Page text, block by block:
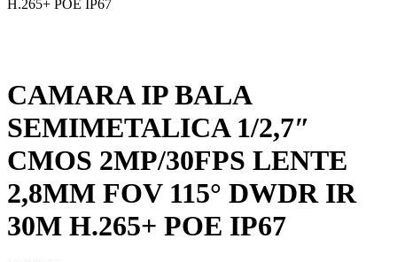
H.265+ POE IP67
CAMARA IP BALA
SEMIMETALICA 1/2,7″
CMOS 2MP/30FPS LENTE
2,8MM FOV 115° DWDR IR
30M H.265+ POE IP67